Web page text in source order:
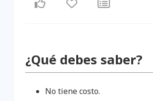
¿Qué debes saber?
No tiene costo.